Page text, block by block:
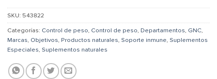
SKU: 543822
Categorías: Control de peso, Control de peso, Departamentos, GNC,
Marcas, Objetivos, Productos naturales, Soporte inmune, Suplementos
Especiales, Suplementos naturales